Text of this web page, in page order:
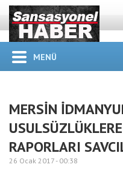
MENÜ
MERSİN
RAPORLARI
26 Ocak 2017 - 00:38